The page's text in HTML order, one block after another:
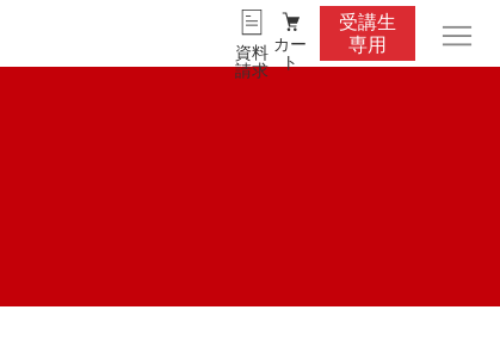
資料
請求
カー
ト
受講生
専用